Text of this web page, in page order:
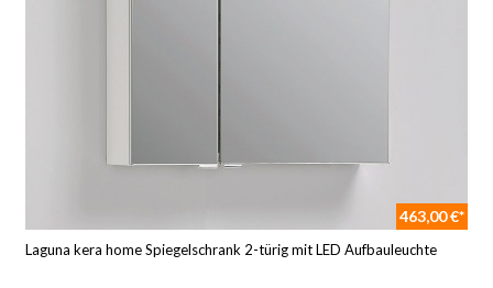
463,00 €*
Laguna kera home Spiegelschrank 2-türig mit LED Aufbauleuchte